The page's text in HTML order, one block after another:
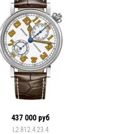
437 000 руб
L2.812.4.23.4